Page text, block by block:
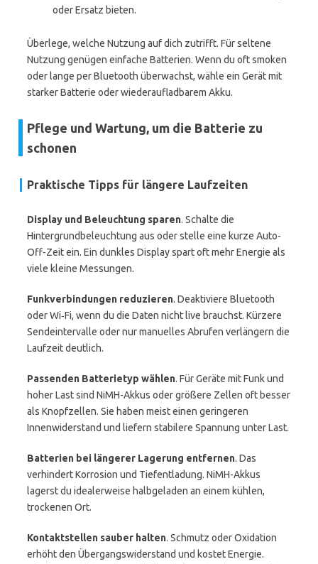
oder Ersatz bieten.
Überlege, welche Nutzung auf dich zutrifft. Für seltene
Nutzung genügen einfache Batterien. Wenn du oft smoken
oder lange per Bluetooth überwachst, wähle ein Gerät mit
starker Batterie oder wiederaufladbarem Akku.
Pflege und Wartung, um die Batterie zu
schonen
Praktische Tipps für längere Laufzeiten
Display und Beleuchtung sparen. Schalte die
Hintergrundbeleuchtung aus oder stelle eine kurze Auto-
Off-Zeit ein. Ein dunkles Display spart oft mehr Energie als
viele kleine Messungen.
Funkverbindungen reduzieren. Deaktiviere Bluetooth
oder Wi‑Fi, wenn du die Daten nicht live brauchst. Kürzere
Sendeintervalle oder nur manuelles Abrufen verlängern die
Laufzeit deutlich.
Passenden Batterietyp wählen. Für Geräte mit Funk und
hoher Last sind NiMH-Akkus oder größere Zellen oft besser
als Knopfzellen. Sie haben meist einen geringeren
Innenwiderstand und liefern stabilere Spannung unter Last.
Batterien bei längerer Lagerung entfernen. Das
verhindert Korrosion und Tiefentladung. NiMH-Akkus
lagerst du idealerweise halbgeladen an einem kühlen,
trockenen Ort.
Kontaktstellen sauber halten. Schmutz oder Oxidation
erhöht den Übergangswiderstand und kostet Energie.